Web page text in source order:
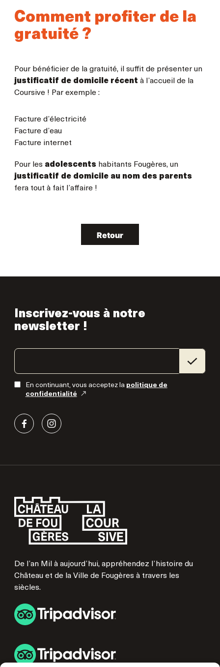
Comment profiter de la
gratuité ?
Pour bénéficier de la gratuité, il suffit de présenter un
justificatif de domicile récent à l’accueil de la
Coursive ! Par exemple :
Facture d’électricité
Facture d’eau
Facture internet
Pour les adolescents habitants Fougères, un
justificatif de domicile au nom des parents
fera tout à fait l’affaire !
Retour
Inscrivez-vous à notre
newsletter !
En continuant, vous acceptez la politique de
confidentialité
De l’an Mil à aujourd’hui, appréhendez l’histoire du
Château et de la Ville de Fougères à travers les
siècles.